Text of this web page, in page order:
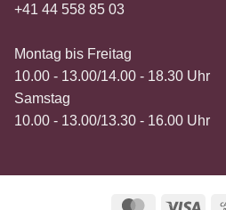
+41 44 558 85 03
Montag bis Freitag
10.00 - 13.00/14.00 - 18.30 Uhr
Samstag
10.00 - 13.00/13.30 - 16.00 Uhr
MasterCardVisa